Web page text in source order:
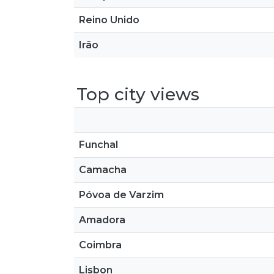
Reino Unido
Irão
Top city views
Funchal
Camacha
Póvoa de Varzim
Amadora
Coimbra
Lisbon